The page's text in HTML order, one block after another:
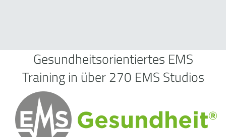
Gesundheitsorientiertes EMS
Training in über 270 EMS Studios